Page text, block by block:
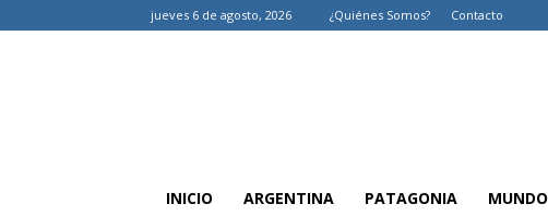
jueves 6 de agosto, 2026 ¿Quiénes Somos? Contacto
INICIO ARGENTINA PATAGONIA MUNDO